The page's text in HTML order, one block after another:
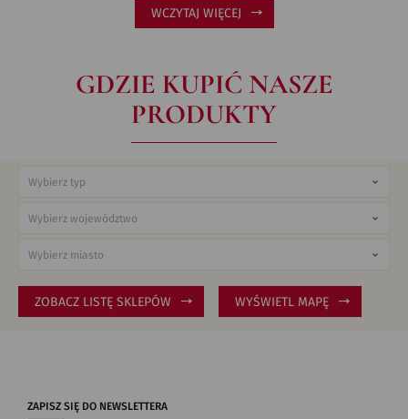
WCZYTAJ WIĘCEJ
GDZIE KUPIĆ NASZE
PRODUKTY
ZOBACZ LISTĘ SKLEPÓW WYŚWIETL MAPĘ
ZAPISZ SIĘ DO NEWSLETTERA